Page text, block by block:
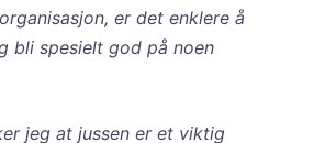
er det enklere å
bli spesielt god på noen
jeg at jussen er et viktig